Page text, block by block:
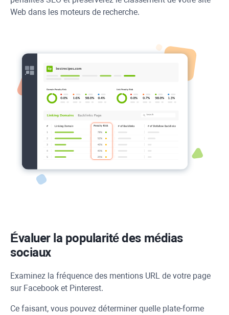
Web dans les moteurs de recherche.
Évaluer la popularité des médias
sociaux
Examinez la fréquence des mentions URL de votre page
sur Facebook et Pinterest.
Ce faisant, vous pouvez déterminer quelle plate-forme